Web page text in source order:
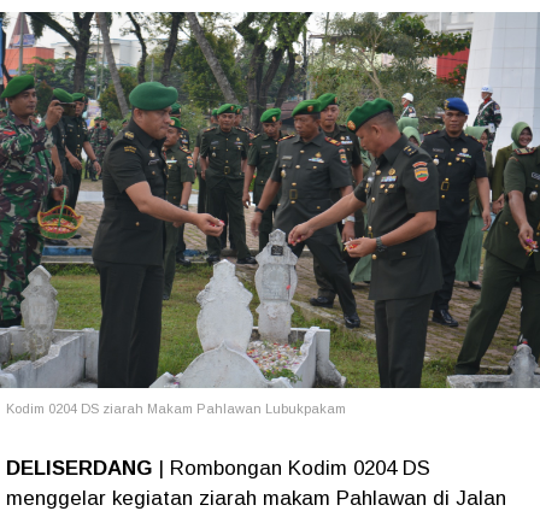
Kodim 0204 DS ziarah Makam Pahlawan Lubukpakam
DELISERDANG | Rombongan Kodim 0204 DS
menggelar kegiatan ziarah makam Pahlawan di Jalan